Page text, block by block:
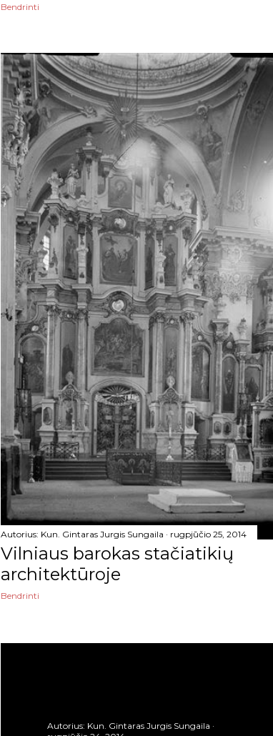
18
11
13
12
10
132
13
18
18
13
4
12
6
20
7
8
Bendrinti
Autorius: Kun. Gintaras Jurgis Sungaila rugpjūčio 25, 2014
Vilniaus barokas stačiatikių
architektūroje
Bendrinti
Autorius: Kun. Gintaras Jurgis Sungaila